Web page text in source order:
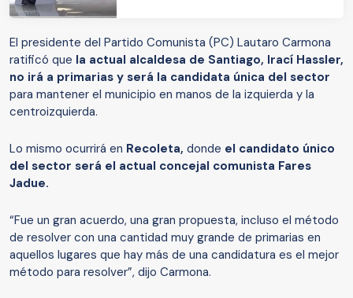
El presidente del Partido Comunista (PC) Lautaro Carmona
ratificó que la actual alcaldesa de Santiago, Irací Hassler,
no irá a primarias y será la candidata única del sector
para mantener el municipio en manos de la izquierda y la
centroizquierda.
Lo mismo ocurrirá en Recoleta, donde el candidato único
del sector será el actual concejal comunista Fares
Jadue.
“Fue un gran acuerdo, una gran propuesta, incluso el método
de resolver con una cantidad muy grande de primarias en
aquellos lugares que hay más de una candidatura es el mejor
método para resolver”, dijo Carmona.